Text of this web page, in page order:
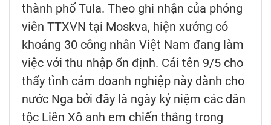
thành phố Tula. Theo ghi nhận của phóng
viên TTXVN tại Moskva, hiện xưởng có
khoảng 30 công nhân Việt Nam đang làm
việc với thu nhập ổn định. Cái tên 9/5 cho
thấy tình cảm doanh nghiệp này dành cho
nước Nga bởi đây là ngày kỷ niệm các dân
tộc Liên Xô anh em chiến thắng trong